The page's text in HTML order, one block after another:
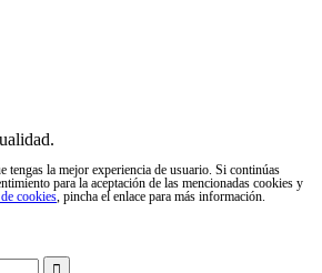
tengas la mejor experiencia de usuario. Si continúas
para la aceptación de las mencionadas cookies y
cookies, pincha el enlace para más información.